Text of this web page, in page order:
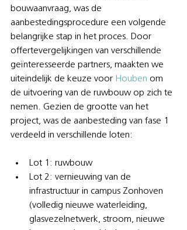
bouwaanvraag, was de
aanbestedingsprocedure een volgende
belangrijke stap in het proces. Door
offertevergelijkingen van verschillende
geïnteresseerde partners, maakten we
uiteindelijk de keuze voor Houben om
de uitvoering van de ruwbouw op zich te
nemen. Gezien de grootte van het
project, was de aanbesteding van fase 1
verdeeld in verschillende loten:
Lot 1: ruwbouw
Lot 2: vernieuwing van de
infrastructuur in campus Zonhoven
(volledig nieuwe waterleiding,
glasvezelnetwerk, stroom, nieuwe